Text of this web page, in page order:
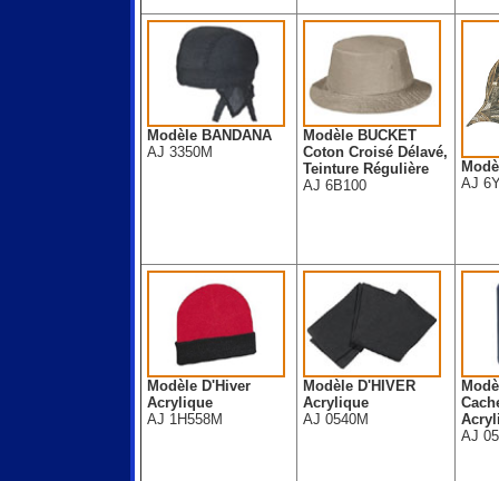
Modèle BANDANA
AJ 3350M
Modèle BUCKET
Coton Croisé Délavé,
Teinture Régulière
AJ 6B100
AJ
Modèle D'Hiver
Acrylique
AJ 1H558M
Modèle D'HIVER
Acrylique
AJ 0540M
AJ